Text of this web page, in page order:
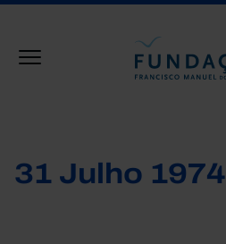
31 Julho 1974